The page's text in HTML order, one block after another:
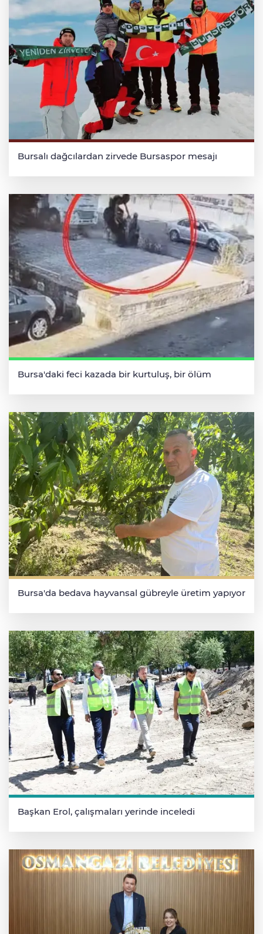
Bursalı dağcılardan zirvede Bursaspor mesajı
Bursa'daki feci kazada bir kurtuluş, bir ölüm
Bursa'da bedava hayvansal gübreyle üretim yapıyor
Başkan Erol, çalışmaları yerinde inceledi